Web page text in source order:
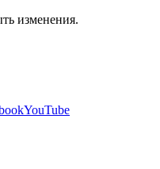
изменения.
YouTube